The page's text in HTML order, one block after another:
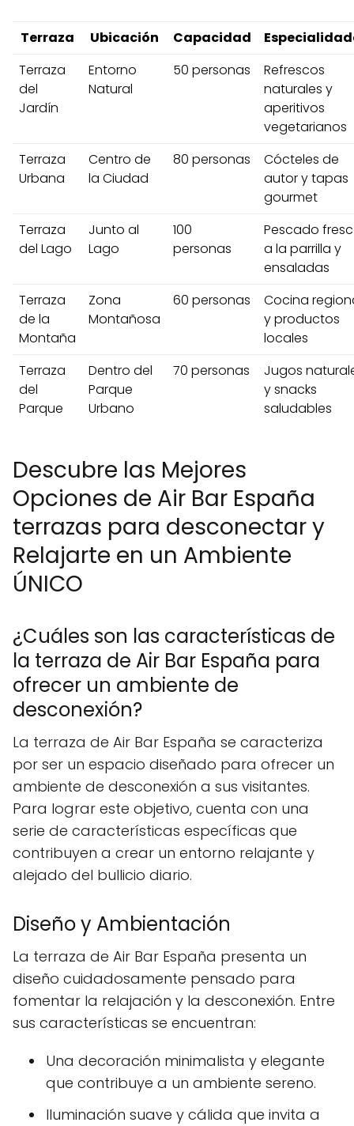
Terraza Ubicación Capacidad
Terraza
del
Jardín
Entorno
Natural
50 personas
Refrescos
naturales y
aperitivos
vegetarianos
Terraza
Urbana
Centro de
la Ciudad
80 personas
Cócteles de
autor y tapas
gourmet
Terraza
del Lago
Junto al
Lago
100
personas
Pescado
a la parrilla y
ensaladas
Terraza
de la
Montaña
Zona
Montañosa
60 personas
Cocina
y productos
locales
Terraza
del
Parque
Dentro del
Parque
Urbano
70 personas
Jugos
y snacks
saludables
Descubre las Mejores
Opciones de Air Bar España
terrazas para desconectar y
Relajarte en un Ambiente
ÚNICO
¿Cuáles son las características de
la terraza de Air Bar España para
ofrecer un ambiente de
desconexión?
La terraza de Air Bar España se caracteriza
por ser un espacio diseñado para ofrecer un
ambiente de desconexión a sus visitantes.
Para lograr este objetivo, cuenta con una
serie de características específicas que
contribuyen a crear un entorno relajante y
alejado del bullicio diario.
Diseño y Ambientación
La terraza de Air Bar España presenta un
diseño cuidadosamente pensado para
fomentar la relajación y la desconexión. Entre
sus características se encuentran:
Una decoración minimalista y elegante
que contribuye a un ambiente sereno.
Iluminación suave y cálida que invita a